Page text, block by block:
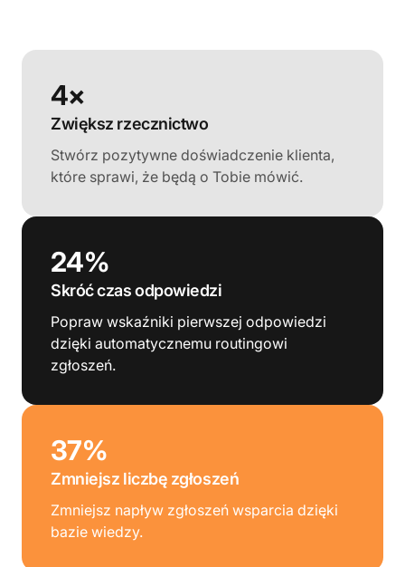
4×
Zwiększ rzecznictwo
Stwórz pozytywne doświadczenie klienta,
które sprawi, że będą o Tobie mówić.
24%
Skróć czas odpowiedzi
Popraw wskaźniki pierwszej odpowiedzi
dzięki automatycznemu routingowi
zgłoszeń.
37%
Zmniejsz liczbę zgłoszeń
Zmniejsz napływ zgłoszeń wsparcia dzięki
bazie wiedzy.